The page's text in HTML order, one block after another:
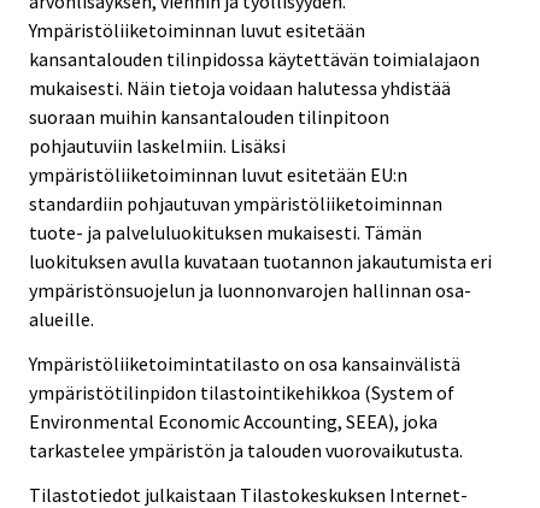
Ympäristöliiketoiminnan luvut esitetään
kansantalouden tilinpidossa käytettävän toimialajaon
mukaisesti. Näin tietoja voidaan halutessa yhdistää
suoraan muihin kansantalouden tilinpitoon
pohjautuviin laskelmiin. Lisäksi
ympäristöliiketoiminnan luvut esitetään EU:n
standardiin pohjautuvan ympäristöliiketoiminnan
tuote- ja palveluluokituksen mukaisesti. Tämän
luokituksen avulla kuvataan tuotannon jakautumista eri
ympäristönsuojelun ja luonnonvarojen hallinnan osa-
alueille.
Ympäristöliiketoimintatilasto on osa kansainvälistä
ympäristötilinpidon tilastointikehikkoa (System of
Environmental Economic Accounting, SEEA), joka
tarkastelee ympäristön ja talouden vuorovaikutusta.
Tilastotiedot julkaistaan Tilastokeskuksen Internet-